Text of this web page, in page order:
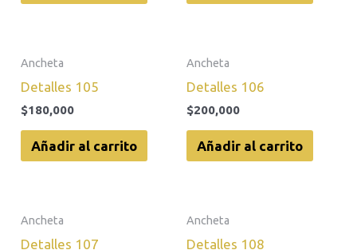
Ancheta
Detalles 105
$180,000
Añadir al carrito
Ancheta
Detalles 106
$200,000
Añadir al carrito
Ancheta
Detalles 107
Ancheta
Detalles 108